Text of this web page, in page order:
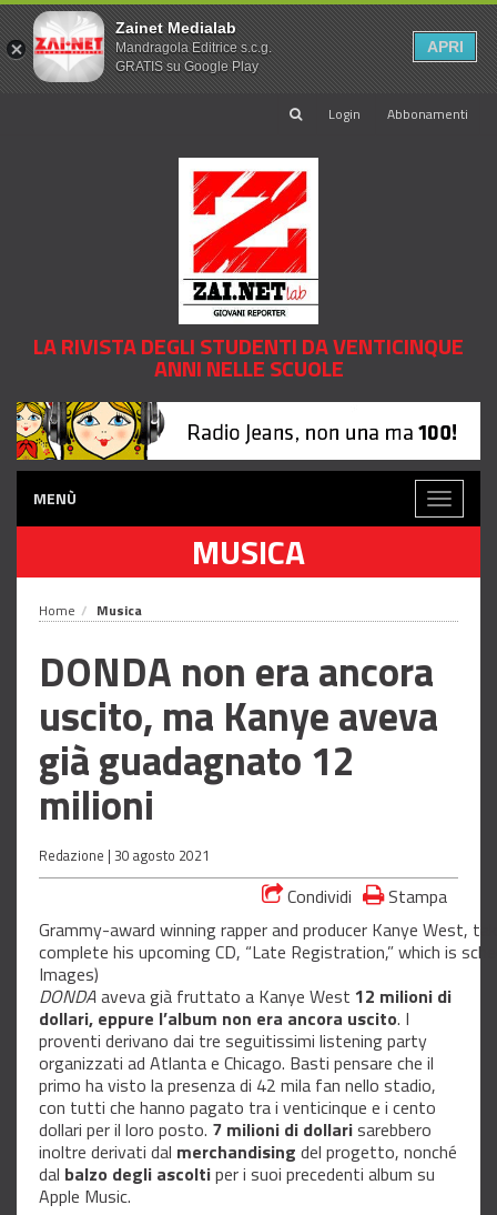
Login Abbonamenti
LA RIVISTA DEGLI STUDENTI DA VENTICINQUE
ANNI NELLE SCUOLE
MENÙ
Toggle
MUSICA
Home Musica
DONDA non era ancora
uscito, ma Kanye aveva
già guadagnato 12
milioni
Redazione | 30 agosto 2021
Condividi
Stampa
Grammy-award winning rapper and producer Kanye West,
complete his upcoming CD, “Late Registration,” which is
Images)
DONDAaveva già fruttato a Kanye West 12 milioni di
dollari, eppure l’album non era ancora uscito. I
proventi derivano dai tre seguitissimi listening party
organizzati ad Atlanta e Chicago. Basti pensare che il
primo ha visto la presenza di 42 mila fan nello stadio,
con tutti che hanno pagato tra i venticinque e i cento
dollari per il loro posto. 7 milioni di dollarisarebbero
inoltre derivati dal merchandising del progetto, nonché
dal balzo degli ascoltiper i suoi precedenti album su
Apple Music.
Zainet Medialab
Mandragola Editrice s.c.g.
GRATIS su Google Play
APRI